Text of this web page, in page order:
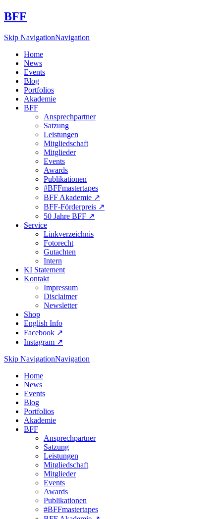
BFF
Skip NavigationNavigation
Home
News
Events
Blog
Portfolios
Akademie
BFF
Ansprechpartner
Satzung
Leistungen
Mitgliedschaft
Mitglieder
Events
Awards
Publikationen
#BFFmastertapes
BFF Akademie ↗︎
BFF-Förderpreis ↗︎
50 Jahre BFF ↗︎
Service
Linkverzeichnis
Fotorecht
Gutachten
Intern
KI Statement
Kontakt
Impressum
Disclaimer
Newsletter
Shop
English Info
Facebook ↗︎
Instagram ↗︎
Skip NavigationNavigation
Home
News
Events
Blog
Portfolios
Akademie
BFF
Ansprechpartner
Satzung
Leistungen
Mitgliedschaft
Mitglieder
Events
Awards
Publikationen
#BFFmastertapes